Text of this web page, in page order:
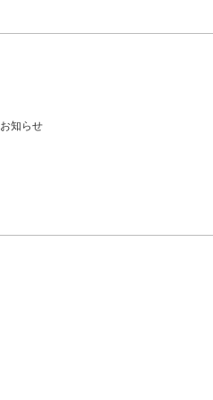
お知らせ